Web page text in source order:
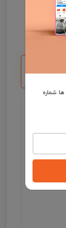
شماره
مدت زمان تحویل فرش، در صورت موجود بودن 3 الی
شماره